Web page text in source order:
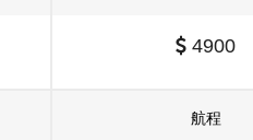
4900
航程